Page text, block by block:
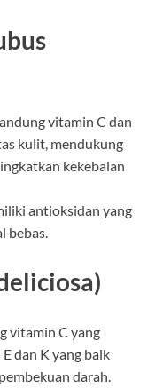
vitamin C dan
kulit, mendukung
kekebalan
antioksidan yang
bebas.
vitamin C yang
dan K yang baik
darah.